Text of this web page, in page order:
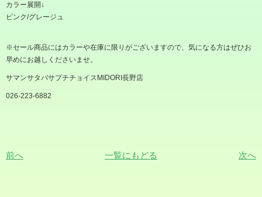
カラー展開↓
ピンク/グレージュ
※セール商品にはカラーや在庫に限りがございますので、気になる方はぜひお
早めにお越しくださいませ。
サマンサタバサプチチョイスMIDORI長野店
026-223-6882
前へ 一覧にもどる 次へ